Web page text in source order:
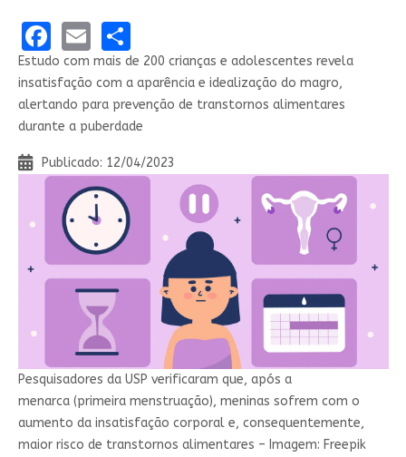
Facebook
EmailShare
Estudo com mais de 200 crianças e adolescentes revela
insatisfação com a aparência e idealização do magro,
alertando para prevenção de transtornos alimentares
durante a puberdade
Publicado: 12/04/2023
Pesquisadores da USP verificaram que, após a
menarca (primeira menstruação), meninas sofrem com o
aumento da insatisfação corporal e, consequentemente,
maior risco de transtornos alimentares – Imagem: Freepik